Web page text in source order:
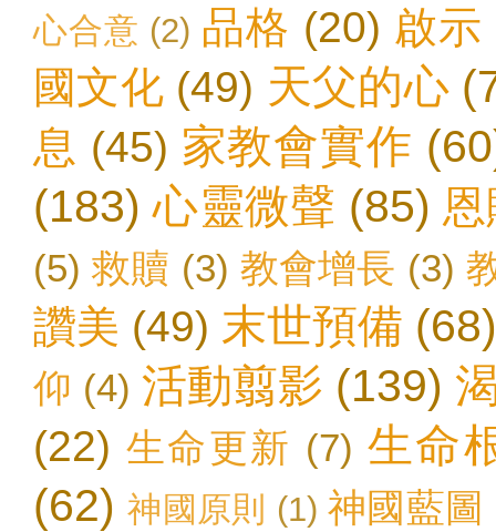
心合意 (2) 品格 (20) 啟示
國文化 (49) 天父的心
息 (45) 家教會實作
(183) 心靈微聲 (85)
(5) 救贖 (3) 教會增長 (3)
讚美 (49) 末世預備
仰 (4) 活動翦影 (139)
(22) 生命更新 (7) 生命
(62) 神國原則 (1) 神國藍圖